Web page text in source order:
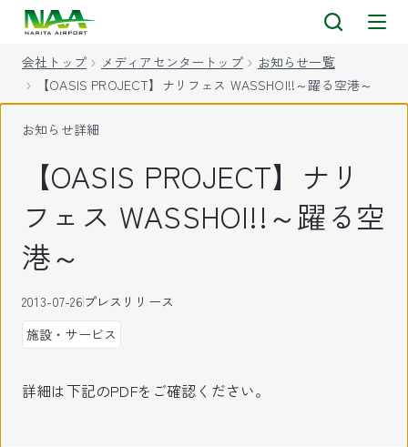
会社トップ メディアセンタートップ
お知らせ一覧
【OASIS PROJECT】ナリフェス WASSHOI!!～躍る空港～
お知らせ詳細
【OASIS PROJECT】ナリ
フェス WASSHOI!!～躍る空
港～
2013-07-26プレスリリース
施設・サービス
詳細は下記のPDFをご確認ください。